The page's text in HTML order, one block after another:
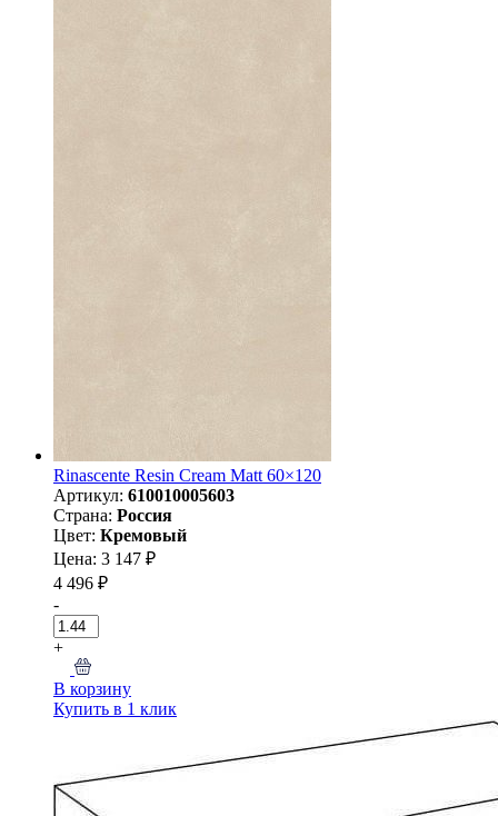
Rinascente Resin Cream Matt 60×120
Артикул: 610010005603
Страна: Россия
Цвет: Кремовый
Цена: 3 147 ₽
4 496 ₽
-
+
В корзину
Купить в 1 клик